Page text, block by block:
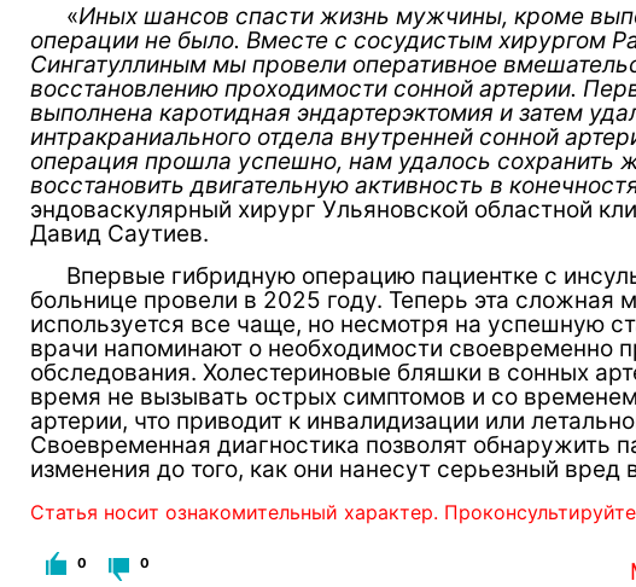
«Иных шансов спасти жизнь мужчины, кроме
операции не было. Вместе с сосудистым хирургом
Сингатуллиным мы провели оперативное
восстановлению проходимости сонной артерии.
выполнена каротидная эндартерэктомия и затем
интракраниального отдела внутренней сонной
операция прошла успешно, нам удалось сохранить
восстановить двигательную активность в
эндоваскулярный хирург Ульяновской областной
Давид Саутиев.
Впервые гибридную операцию пациентке с
больнице провели в 2025 году. Теперь эта сложная
используется все чаще, но несмотря на успешную
врачи напоминают о необходимости своевременно
обследования. Холестериновые бляшки в сонных
время не вызывать острых симптомов и со
артерии, что приводит к инвалидизации или
Своевременная диагностика позволят обнаружить
изменения до того, как они нанесут серьезный
Статья носит ознакомительный характер.
0 0